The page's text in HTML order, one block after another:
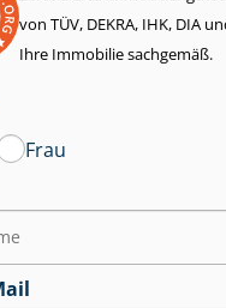
von TÜV, DEKRA, IHK, DIA
Ihre Immobilie sachgemäß.
Frau